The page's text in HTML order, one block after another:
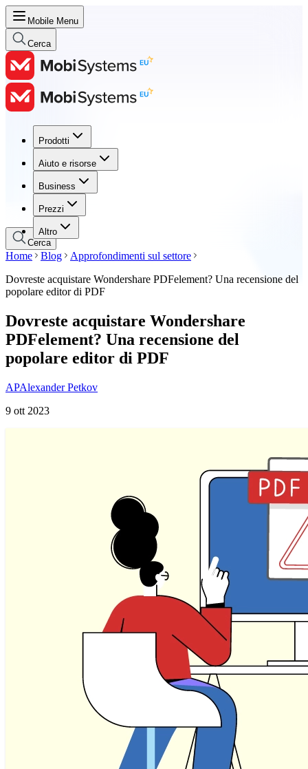
Mobile Menu
Cerca
Prodotti
Aiuto e risorse
Business
Prezzi
Altro
Prodotti
Aiuto e risorse
Business
Prezzi
Cerca
Home Blog
Approfondimenti sul settore
Dovreste acquistare Wondershare PDFelement? Una recensione del
popolare editor di PDF
Dovreste acquistare Wondershare
PDFelement? Una recensione del
popolare editor di PDF
APAlexander Petkov
9 ott 2023